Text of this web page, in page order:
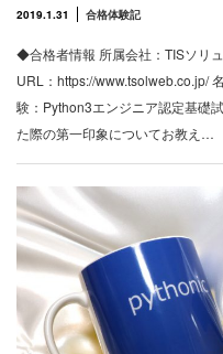
2019.1.31 合格体験記
◆合格者情報 所属会社：TISソリ
URL：https://www.tsolweb.co.jp/
験：Python3エンジニア認定基礎
た際の第一印象についてお教え…